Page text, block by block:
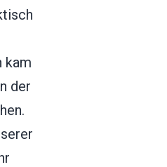
kam
der